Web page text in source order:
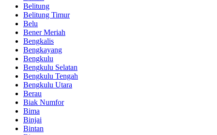
Belitung
Belitung Timur
Belu
Bener Meriah
Bengkalis
Bengkayang
Bengkulu
Bengkulu Selatan
Bengkulu Tengah
Bengkulu Utara
Berau
Biak Numfor
Bima
Binjai
Bintan